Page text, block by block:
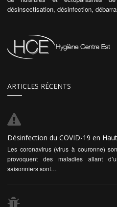
désinsectisation, désinfection,
ARTICLES RÉCENTS
Désinfection du COVID-19 en
Les coronavirus (virus à couronne)
provoquent des maladies allant
saisonniers sont…